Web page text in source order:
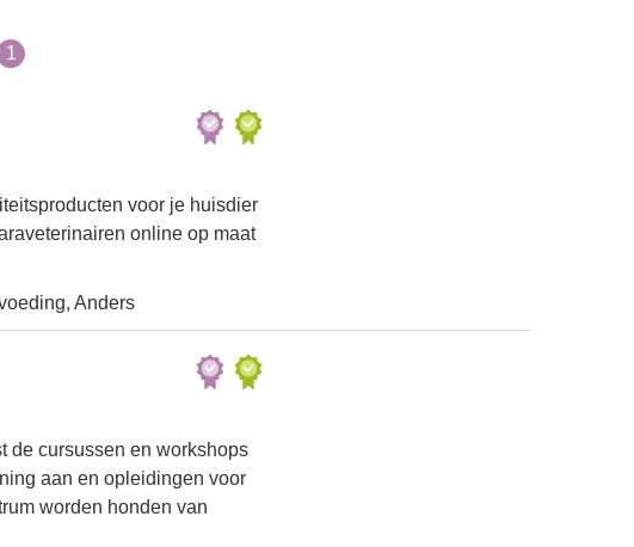
1
voor je huisdier
online op maat
Anders
de cursussen en workshops
aan en opleidingen voor
worden honden van